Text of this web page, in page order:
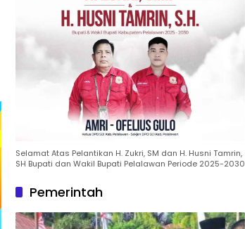
Selamat Atas Pelantikan H. Zukri, SM dan H. Husni Tamrin,
SH Bupati dan Wakil Bupati Pelalawan Periode 2025-2030
Pemerintah